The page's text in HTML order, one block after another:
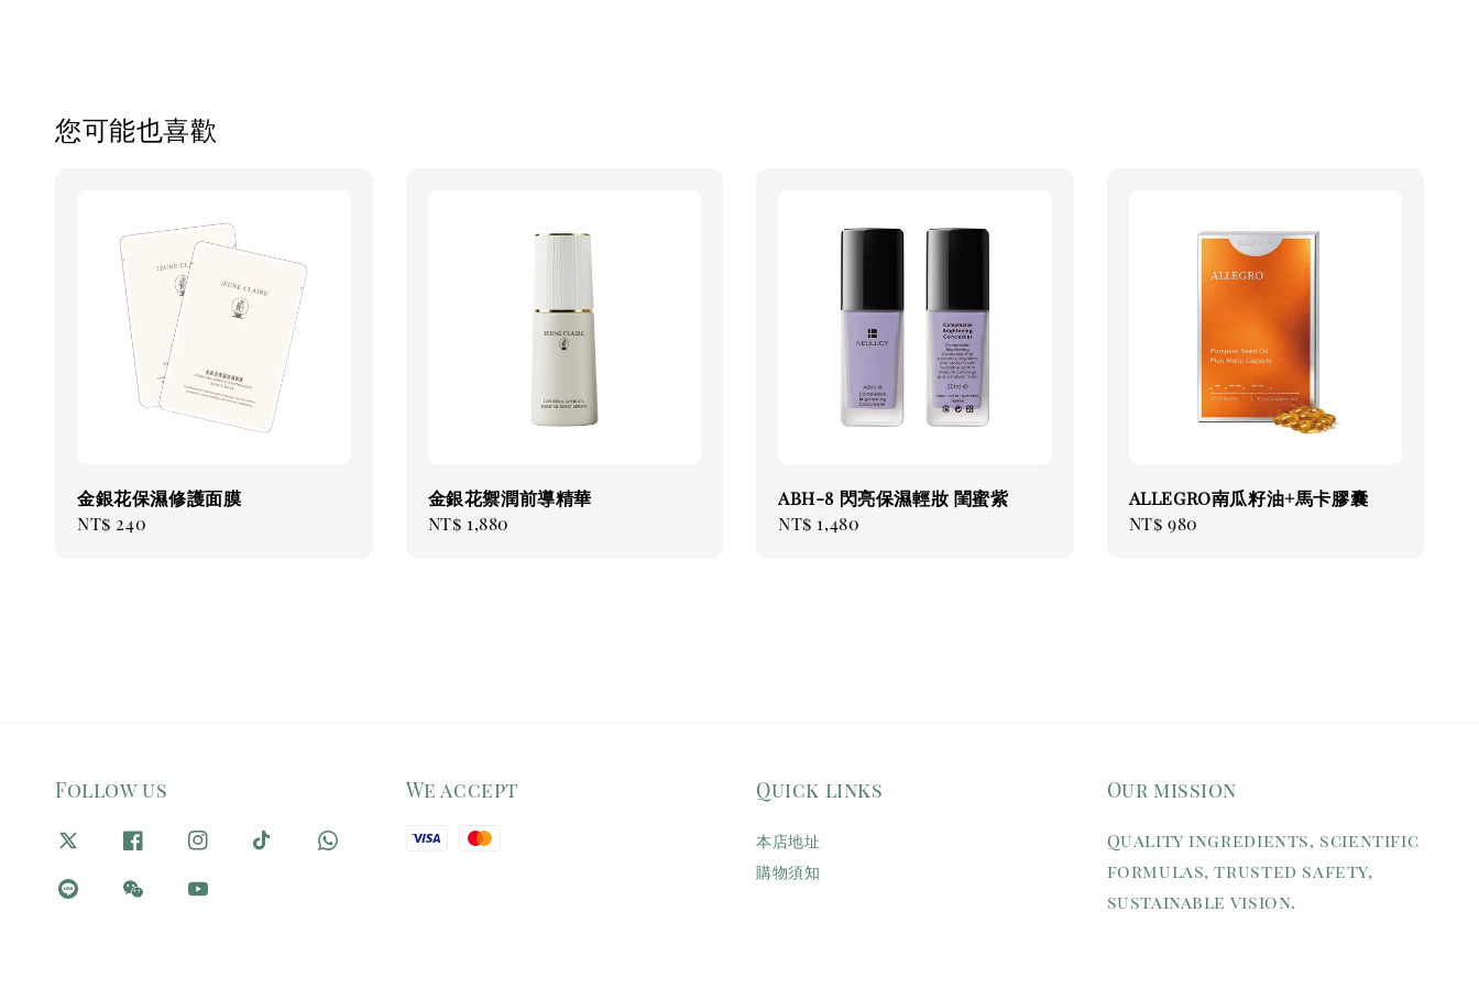
您可能也喜歡
金銀花保濕修護面膜
Regular
NT$ 240
金銀花禦潤前導精華
Regular
NT$ 1,880
ABH-8 閃亮保濕輕妝 閨蜜紫
Regular
NT$ 1,480
ALLEGRO南瓜籽油+馬卡膠囊
Regular
NT$ 980
Follow us We accept Quick links
本店地址
購物須知
Our mission
Quality ingredients, scientific
formulas, trusted safety,
sustainable vision.